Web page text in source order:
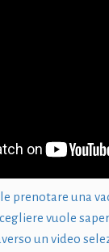
prenotare una
vuole
un video